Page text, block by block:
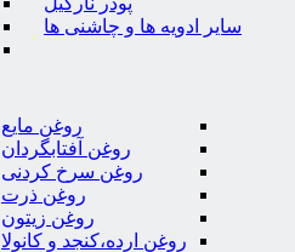
سایر ادویه ها و چاشنی ها
روغن مایع
روغن آفتابگردان
روغن سرخ کردنی
روغن ذرت
روغن زیتون
روغن ارده،کنجد و کانولا